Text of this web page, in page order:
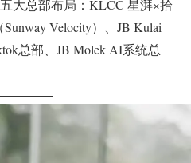
大总部布局：KLCC 星湃×拾
Velocity）、JB Kulai
总部、JB Molek AI系统总